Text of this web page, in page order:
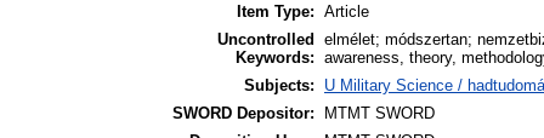
Item Type: Article
Uncontrolled
Keywords:
elmélet; módszertan;
awareness, theory,
Subjects:
U Military Science /
SWORD Depositor:
MTMT SWORD